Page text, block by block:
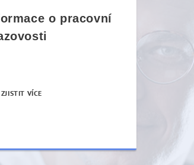
o pracovní
ZJISTIT VÍCE